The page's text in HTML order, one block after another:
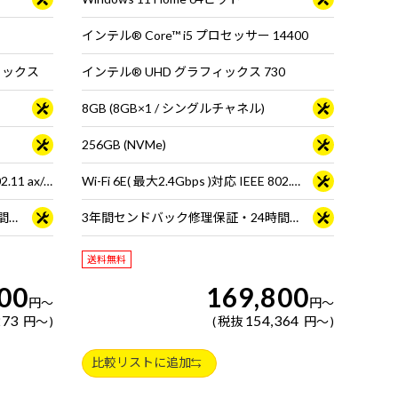
クス
Wi-Fi 6E( 最大2.4Gbps )対応 IEEE 802.11 ax/ac/a/b/g/n準拠 ＋ Bluetooth 5内蔵
3年間センドバック修理保証・24時間×365日電話サポート
円～
円～
インテル® Core™ i5 プロセッサー 14400
インテル® UHD グラフィックス 730
8GB (8GB×1 / シングルチャネル)
256GB (NVMe)
Wi-Fi 6E( 最大2.4Gbps )対応 IEEE 802.11 ax/ac/a/b/g/n準拠 ＋ Bluetooth 5内蔵
3年間センドバック修理保証・24時間×365日電話サポート
送料無料
169,800円～
税抜 154,364 円～
比較リストに追加